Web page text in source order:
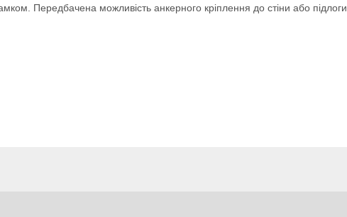
Передбачена можливість анкерного кріплення до стіни або підлоги.